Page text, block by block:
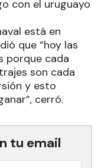
con el uruguayo
está en
que “hoy las
porque cada
son cada
y esto
cerró.
tu email